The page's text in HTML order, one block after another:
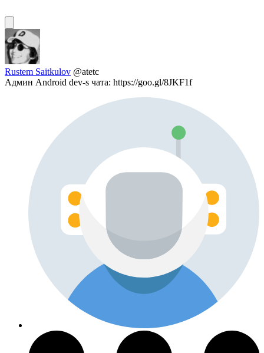
Rustem Saitkulov @atetc
Админ Android dev-s чата: https://goo.gl/8JKF1f